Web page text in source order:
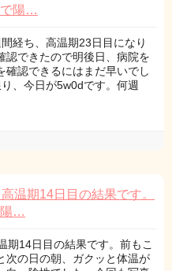
で陽…
経ち、高温期23日目になり
認できたので明後日、病院を
確認できるにはまだ早いでし
、今日が5w0dです。何週
温期14日目の結果です。
陽…
期14日目の結果です。前もこ
次の日の朝、ガクッと体温が